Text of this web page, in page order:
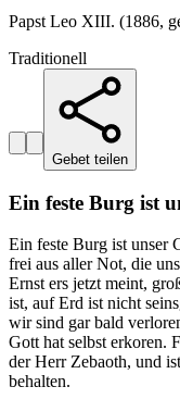
Papst Leo XIII. (1886,
Traditionell
Gebet teilen
Ein feste Burg ist
Ein feste Burg ist unser
frei aus aller Not, die
Ernst ers jetzt meint,
ist, auf Erd ist nicht
wir sind gar bald
Gott hat selbst erkoren.
der Herr Zebaoth, und
behalten.